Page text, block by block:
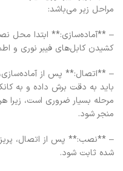
مراحل زیر می‌باشد:
– **آماده‌سازی:** ابتدا محل
کشیدن کابل‌های فیبر نوری و
– **اتصال:** پس از
باید به دقت برش داده و به
مرحله بسیار ضروری است، زیرا
منجر شود.
– **نصب:** پس از اتصال، پریز
شده ثابت شود.